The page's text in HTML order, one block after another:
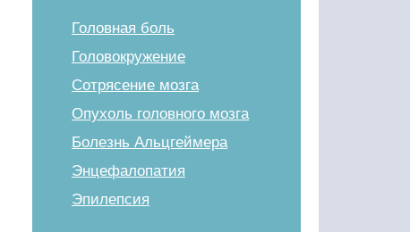
Головная боль
Головокружение
Сотрясение мозга
Опухоль головного мозга
Болезнь Альцгеймера
Энцефалопатия
Эпилепсия